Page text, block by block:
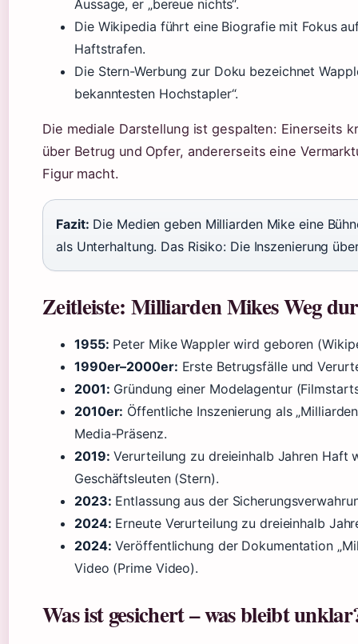
Aussage, er „bereue nichts“.
Die Wikipedia führt eine Biografie mit Fokus
Haftstrafen.
Die Stern-Werbung zur Doku bezeichnet
bekanntesten Hochstapler“.
Die mediale Darstellung ist gespalten: Einerseits
über Betrug und Opfer, andererseits eine
Figur macht.
Fazit: Die Medien geben Milliarden Mike eine
als Unterhaltung. Das Risiko: Die Inszenierung
Zeitleiste: Milliarden Mikes Weg
1955: Peter Mike Wappler wird geboren
1990er–2000er: Erste Betrugsfälle und
2001: Gründung einer Modelagentur
2010er: Öffentliche Inszenierung als
Media-Präsenz.
2019: Verurteilung zu dreieinhalb Jahren Haft
Geschäftsleuten (Stern).
2023: Entlassung aus der
2024: Erneute Verurteilung zu dreieinhalb
2024: Veröffentlichung der Dokumentation
Video (Prime Video).
Was ist gesichert – was bleibt